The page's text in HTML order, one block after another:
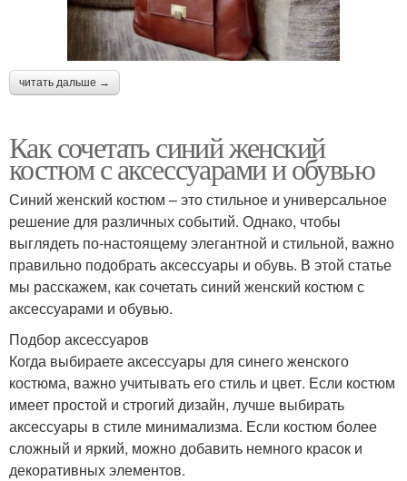
читать дальше →
Как сочетать синий женский
костюм с аксессуарами и обувью
Синий женский костюм – это стильное и универсальное
решение для различных событий. Однако, чтобы
выглядеть по-настоящему элегантной и стильной, важно
правильно подобрать аксессуары и обувь. В этой статье
мы расскажем, как сочетать синий женский костюм с
аксессуарами и обувью.
Подбор аксессуаров
Когда выбираете аксессуары для синего женского
костюма, важно учитывать его стиль и цвет. Если костюм
имеет простой и строгий дизайн, лучше выбирать
аксессуары в стиле минимализма. Если костюм более
сложный и яркий, можно добавить немного красок и
декоративных элементов.